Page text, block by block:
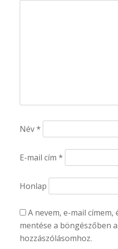
Név*
E-mail cím *
Honlap
A nevem, e-mail címem,
mentése a böngészőben
hozzászólásomhoz.